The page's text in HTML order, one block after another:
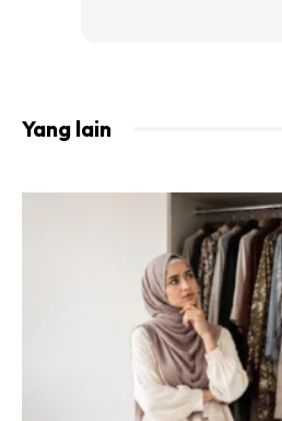
CENDAWAN RANGUP BY
Yang lain